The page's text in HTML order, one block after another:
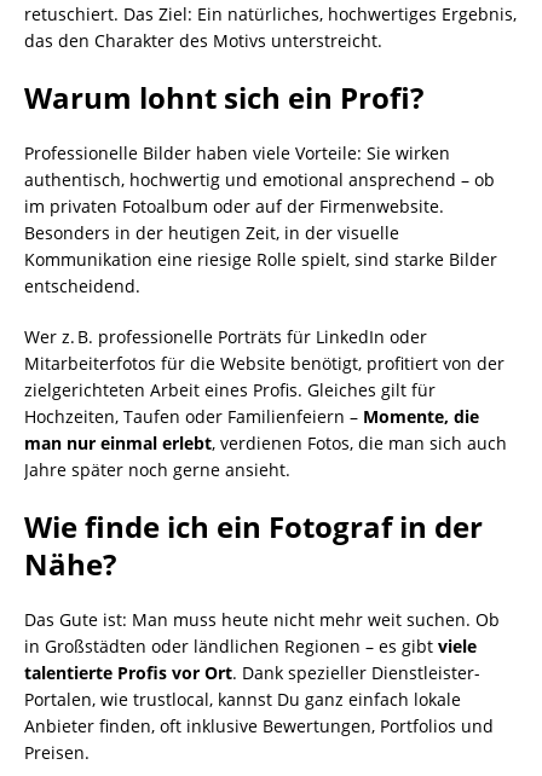
retuschiert. Das Ziel: Ein natürliches, hochwertiges Ergebnis,
das den Charakter des Motivs unterstreicht.
Warum lohnt sich ein Profi?
Professionelle Bilder haben viele Vorteile: Sie wirken
authentisch, hochwertig und emotional ansprechend – ob
im privaten Fotoalbum oder auf der Firmenwebsite.
Besonders in der heutigen Zeit, in der visuelle
Kommunikation eine riesige Rolle spielt, sind starke Bilder
entscheidend.
Wer z. B. professionelle Porträts für LinkedIn oder
Mitarbeiterfotos für die Website benötigt, profitiert von der
zielgerichteten Arbeit eines Profis. Gleiches gilt für
Hochzeiten, Taufen oder Familienfeiern – Momente, die
man nur einmal erlebt, verdienen Fotos, die man sich auch
Jahre später noch gerne ansieht.
Wie finde ich ein Fotograf in der
Nähe?
Das Gute ist: Man muss heute nicht mehr weit suchen. Ob
in Großstädten oder ländlichen Regionen – es gibt viele
talentierte Profis vor Ort. Dank spezieller Dienstleister-
Portalen, wie trustlocal, kannst Du ganz einfach lokale
Anbieter finden, oft inklusive Bewertungen, Portfolios und
Preisen.